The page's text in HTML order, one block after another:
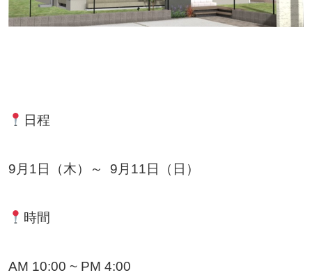
日程
9月1日（木）～ 9月11日（日）
時間
AM 10:00 ~ PM 4:00